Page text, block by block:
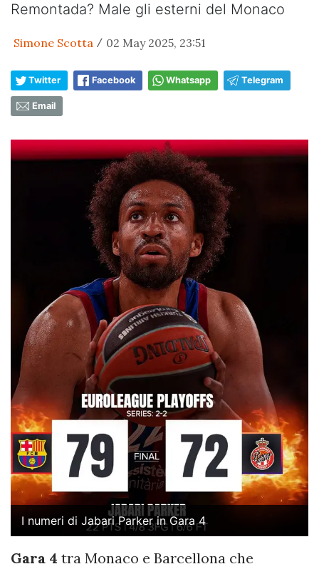
Remontada? Male gli esterni del Monaco
Simone Scotta / 02 May 2025, 23:51
Twitter Facebook Whatsapp Telegram
Email
I numeri di Jabari Parker in Gara 4
Gara 4 tra Monaco e Barcellona che